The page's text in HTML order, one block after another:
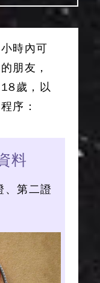
時內可
朋友 ，
歲，以
序：
料
、第二證